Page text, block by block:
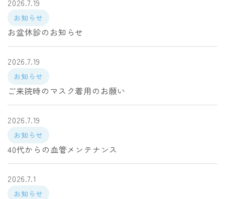
2026.7.19
お知らせ
お盆休診のお知らせ
2026.7.19
お知らせ
ご来院時のマスク着用のお願い
2026.7.19
お知らせ
40代からの血管メンテナンス
2026.7.1
お知らせ